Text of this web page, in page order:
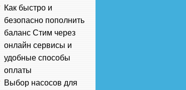
Как быстро и
безопасно пополнить
баланс Стим через
онлайн сервисы и
удобные способы
оплаты
Выбор насосов для